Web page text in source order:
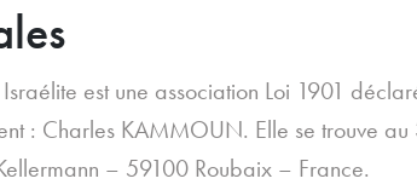
est une association Loi 1901
: Charles KAMMOUN. Elle se trouve
– 59100 Roubaix – France.